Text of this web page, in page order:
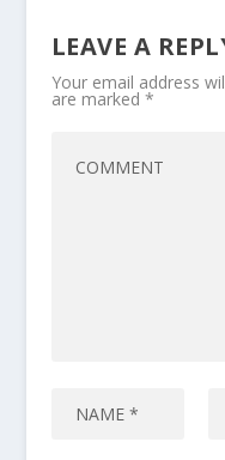
LEAVE A
Your email address
are marked *